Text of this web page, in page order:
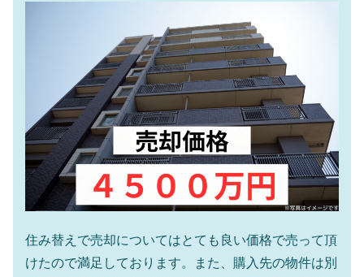
住み替えで売却についてはとても良い価格で売って頂
けたので満足しております。また、購入先の物件は別